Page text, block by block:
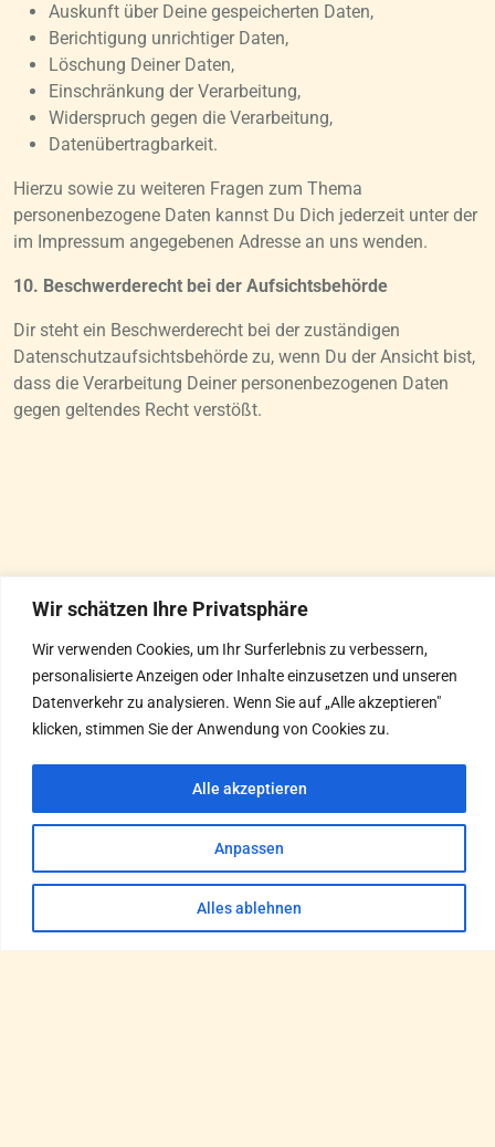
Wir schätzen Ihre Privatsphäre
Wir verwenden Cookies, um Ihr Surferlebnis zu verbessern,
personalisierte Anzeigen oder Inhalte einzusetzen und unseren
Datenverkehr zu analysieren. Wenn Sie auf „Alle akzeptieren"
klicken, stimmen Sie der Anwendung von Cookies zu.
Anpassen
Alles ablehnen
Alle akzeptieren
Auskunft über Deine gespeicherten Daten,
Berichtigung unrichtiger Daten,
Löschung Deiner Daten,
Einschränkung der Verarbeitung,
Widerspruch gegen die Verarbeitung,
Datenübertragbarkeit.
Hierzu sowie zu weiteren Fragen zum Thema
personenbezogene Daten kannst Du Dich jederzeit unter der
im Impressum angegebenen Adresse an uns wenden.
10. Beschwerderecht bei der Aufsichtsbehörde
Dir steht ein Beschwerderecht bei der zuständigen
Datenschutzaufsichtsbehörde zu, wenn Du der Ansicht bist,
dass die Verarbeitung Deiner personenbezogenen Daten
gegen geltendes Recht verstößt.